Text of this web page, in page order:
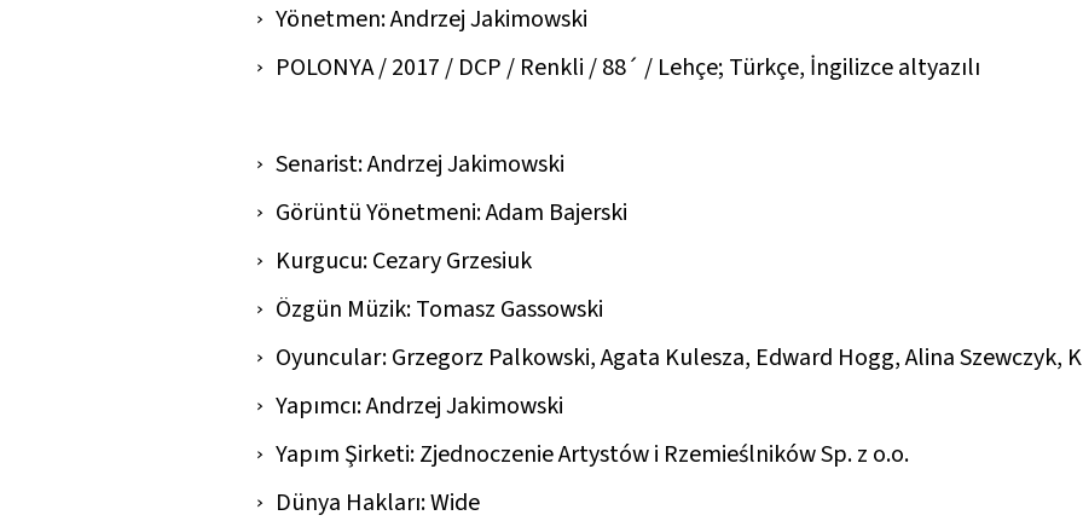
Yönetmen: Andrzej Jakimowski
POLONYA / 2017 / DCP / Renkli / 88´ / Lehçe; Türkçe, İngilizce altyazılı
Senarist: Andrzej Jakimowski
Görüntü Yönetmeni: Adam Bajerski
Kurgucu: Cezary Grzesiuk
Özgün Müzik: Tomasz Gassowski
Oyuncular: Grzegorz Palkowski, Agata Kulesza, Edward Hogg, Alina Szewczyk,
Yapımcı: Andrzej Jakimowski
Yapım Şirketi: Zjednoczenie Artystów i Rzemieślników Sp. z o.o.
Dünya Hakları: Wide